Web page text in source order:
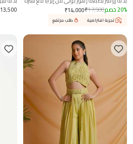
₹14,000₹17,500 20% خصم
تجربة افتراضية طلب مرتفع
13,500